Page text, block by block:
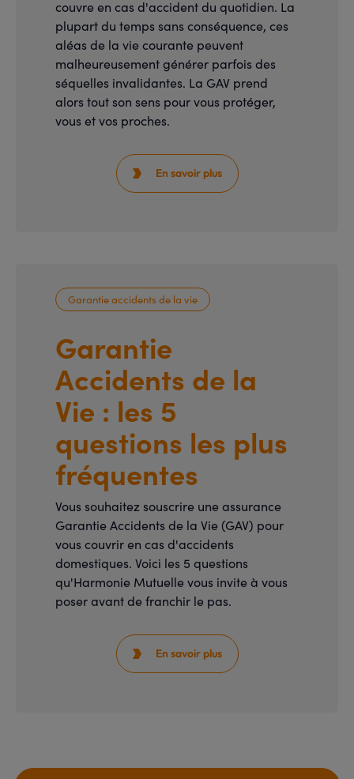
couvre en cas d'accident du quotidien. La
plupart du temps sans conséquence, ces
aléas de la vie courante peuvent
malheureusement générer parfois des
séquelles invalidantes. La GAV prend
alors tout son sens pour vous protéger,
vous et vos proches.
 En savoir plus
Garantie accidents de la vie
Garantie
Accidents de la
Vie : les 5
questions les plus
fréquentes
Vous souhaitez souscrire une assurance
Garantie Accidents de la Vie (GAV) pour
vous couvrir en cas d'accidents
domestiques. Voici les 5 questions
qu'Harmonie Mutuelle vous invite à vous
poser avant de franchir le pas.
 En savoir plus